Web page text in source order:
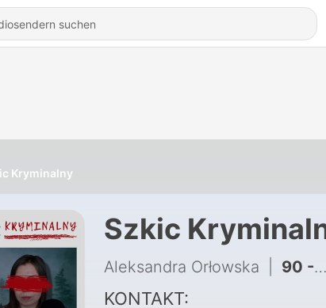
Kryminalny
Szkic
Aleksandra Orłowska 90 - Chora obsesja "uczynnego" sąsiada | Aleksandra i Oliwia W.
KONTAKT: